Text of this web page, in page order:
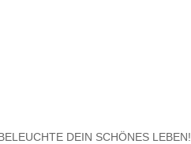
DEIN SCHÖNES LEBEN!